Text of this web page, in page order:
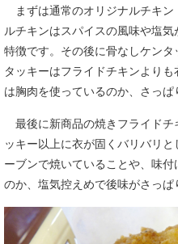
まずは通常のオリジナルチキン
ルチキンはスパイスの風味や塩
特徴です。その後に骨なしケン
タッキーはフライドチキンより
は胸肉を使っているのか、さっぱ
最後に新商品の焼きフライドチ
ッキー以上に衣が固くバリバリ
ーブンで焼いていることや、味
のか、塩気控えめで後味がさっぱ